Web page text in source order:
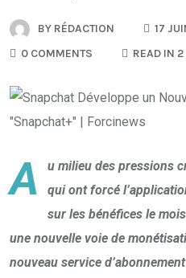
BY RÉDACTION
17
0 COMMENTS
READ IN
A
u milieu des pressions
qui ont forcé
sur les bénéfices le
une nouvelle voie de
nouveau service